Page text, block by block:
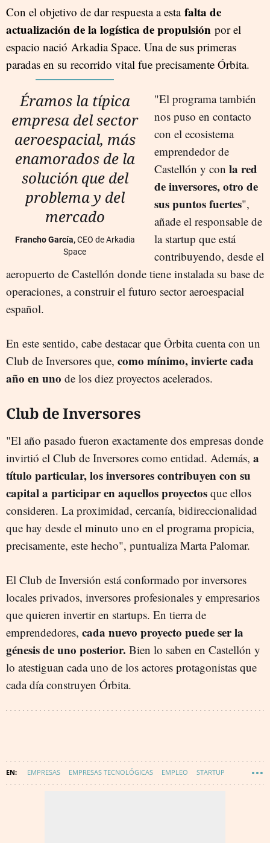
Con el objetivo de dar respuesta a esta falta de
actualización de la logística de propulsión por el
espacio nació Arkadia Space. Una de sus primeras
paradas en su recorrido vital fue precisamente Órbita.
Éramos la típica
empresa del sector
aeroespacial, más
enamorados de la
solución que del
problema y del
mercado
Francho García,CEO de Arkadia
Space
"El programa también
nos puso en contacto
con el ecosistema
emprendedor de
Castellón y con la red
de inversores, otro de
sus puntos fuertes",
añade el responsable de
la startup que está
contribuyendo, desde el
aeropuerto de Castellón donde tiene instalada su base de
operaciones, a construir el futuro sector aeroespacial
español.
En este sentido, cabe destacar que Órbita cuenta con un
Club de Inversores que, como mínimo, invierte cada
año en uno de los diez proyectos acelerados.
Club de Inversores
"El año pasado fueron exactamente dos empresas donde
invirtió el Club de Inversores como entidad. Además, a
título particular, los inversores contribuyen con su
capital a participar en aquellos proyectos que ellos
consideren. La proximidad, cercanía, bidireccionalidad
que hay desde el minuto uno en el programa propicia,
precisamente, este hecho", puntualiza Marta Palomar.
El Club de Inversión está conformado por inversores
locales privados, inversores profesionales y empresarios
que quieren invertir en startups. En tierra de
emprendedores, cada nuevo proyecto puede ser la
génesis de uno posterior. Bien lo saben en Castellón y
lo atestiguan cada uno de los actores protagonistas que
cada día construyen Órbita.
EMPRESAS EMPRESAS TECNOLÓGICAS EMPLEO STARTUP